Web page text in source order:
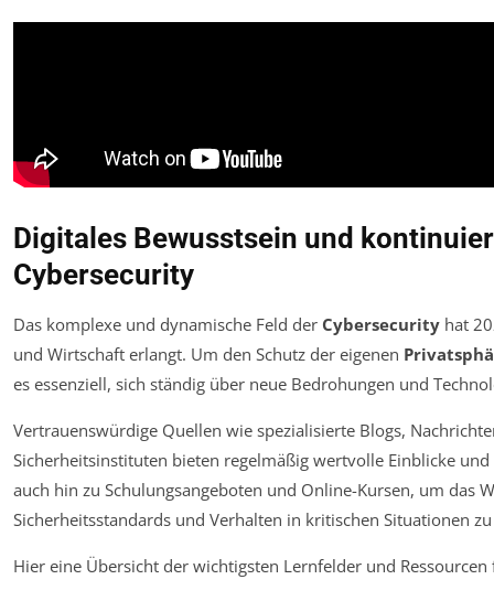
Digitales Bewusstsein und
Cybersecurity
Das komplexe und dynamische Feld der Cybersecurity hat
und Wirtschaft erlangt. Um den Schutz der eigenen
es essenziell, sich ständig über neue Bedrohungen und
Vertrauenswürdige Quellen wie spezialisierte Blogs,
Sicherheitsinstituten bieten regelmäßig wertvolle Einblicke
auch hin zu Schulungsangeboten und Online-Kursen, um das
Sicherheitsstandards und Verhalten in kritischen Situationen
Hier eine Übersicht der wichtigsten Lernfelder und